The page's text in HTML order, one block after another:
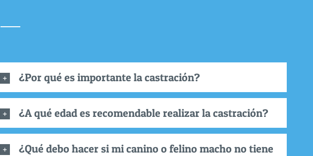
¿Por qué es importante la castración?
¿A qué edad es recomendable realizar la castración?
¿Qué debo hacer si mi canino o felino macho no tiene